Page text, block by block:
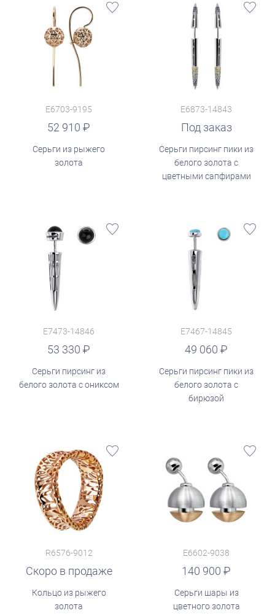
E6703-9195
52 910
Серьги из рыжего
золота
E6873-14843
Под заказ
Серьги пирсинг пики из
белого золота с
цветными сапфирами
E7473-14846
53 330
Серьги пирсинг из
белого золота с ониксом
E7467-14845
49 060
Серьги пирсинг пики из
белого золота с
бирюзой
R6576-9012
Скоро в продаже
Кольцо из рыжего
золота
E6602-9038
140 900
руб.
Серьги шары из
цветного золота